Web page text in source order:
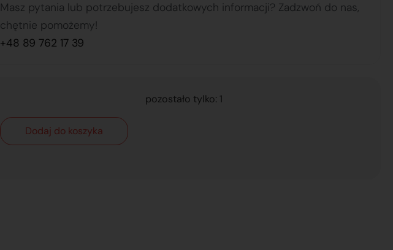
Masz pytania lub potrzebujesz dodatkowych informacji? Zadzwoń do nas,
chętnie pomożemy!
+48 89 762 17 39
pozostało tylko: 1
Dodaj do koszyka